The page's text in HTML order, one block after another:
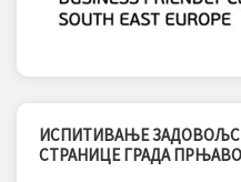
ИСПИТИВАЊЕ
СТРАНИЦЕ ГРАДА